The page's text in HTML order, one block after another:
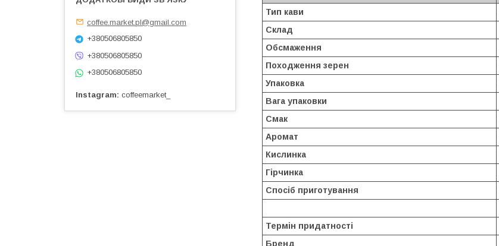
Тип кави
Склад
Обсмаження
Походження зерен
Упаковка
Вага упаковки
Смак
Аромат
Кислинка
Гірчинка
Спосіб приготування
Термін придатності
Бренд
coffee.market.pl@gmail.com
+380506805850
+380506805850
+380506805850
Instagram coffeemarket_